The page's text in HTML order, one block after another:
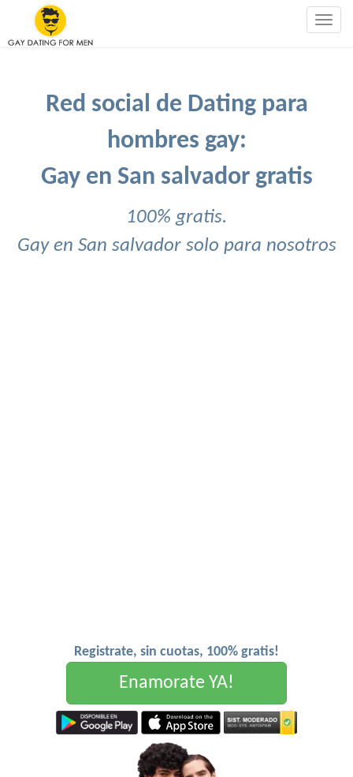
Red social de Dating para
hombres gay:
Gay en San salvador gratis
100% gratis.
Gay en San salvador solo para nosotros
Registrate, sin cuotas, 100% gratis!
Enamorate YA!